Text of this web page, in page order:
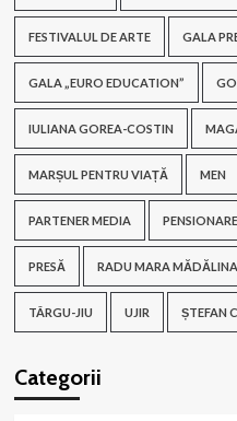
FESTIVALUL DE ARTE GALA
GALA „EURO EDUCATION”
IULIANA GOREA-COSTIN
MARȘUL PENTRU VIAȚĂ MEN
PARTENER MEDIA
PRESĂ RADU MARA MĂDĂLINA
TÂRGU-JIU UJIR ȘTEFAN
Categorii